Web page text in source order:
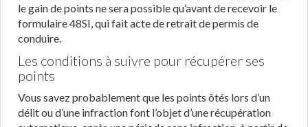
le gain de points ne sera possible qu’avant de recevoir le
formulaire 48SI, qui fait acte de retrait de permis de
conduire.
Les conditions à suivre pour récupérer ses
points
Vous savez probablement que les points ôtés lors d’un
délit ou d’une infraction font l’objet d’une récupération